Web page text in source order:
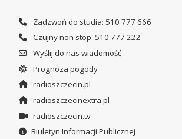
Zadzwoń do studia: 510 777 666
Czujny non stop: 510 777 222
Wyślij do nas wiadomość
Prognoza pogody
radioszczecin.pl
radioszczecinextra.pl
radioszczecin.tv
Biuletyn Informacji Publicznej